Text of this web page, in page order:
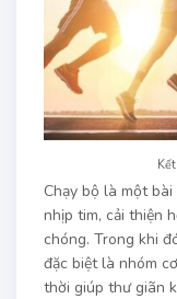
Chạy bộ là một
nhịp tim, cải thiện
chóng. Trong khi
đặc biệt là nhóm
thời giúp thư giãn